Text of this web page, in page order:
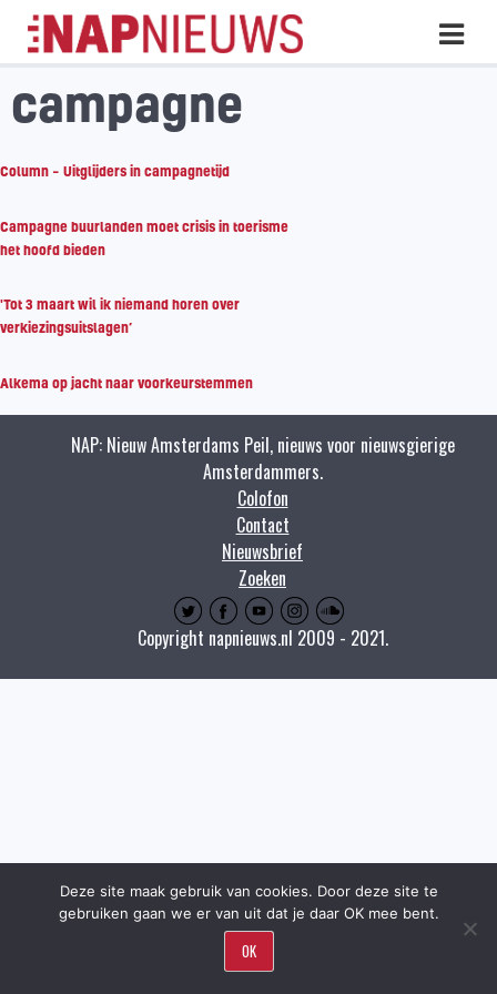
Skip
naar
inhoud
campagne
Column – Uitglijders in campagnetijd
Campagne buurlanden moet crisis in toerisme
het hoofd bieden
'Tot 3 maart wil ik niemand horen over
verkiezingsuitslagen’
Alkema op jacht naar voorkeurstemmen
NAP: Nieuw Amsterdams Peil, nieuws voor nieuwsgierige
Amsterdammers.
Colofon
Contact
Nieuwsbrief
Zoeken
Copyright napnieuws.nl 2009 - 2021.
Deze site maak gebruik van cookies. Door deze site te
gebruiken gaan we er van uit dat je daar OK mee bent.
OK